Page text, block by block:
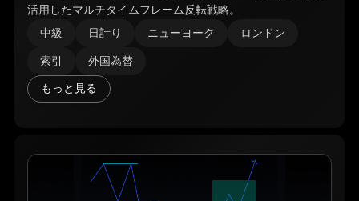
活用したマルチタイムフレーム反転戦略。
中級 日計り ニューヨーク
ロンドン
索引
外国為替
もっと見る